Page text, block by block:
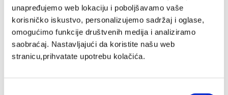
unapređujemo web lokaciju i poboljšavamo vaše
korisničko iskustvo, personalizujemo sadržaj i oglase,
omogućimo funkcije društvenih medija i analiziramo
saobraćaj. Nastavljajući da koristite našu web
stranicu,prihvatate upotrebu kolačića.
podloga za vodeći ukrasni element – široku traku sa
filigranskim dekorom od platine.
Prezentacija
Zanatlijska posvećenost i preciznost u izradi detalja
ornamentike, te cela kolekcija odiše veličanstvenom